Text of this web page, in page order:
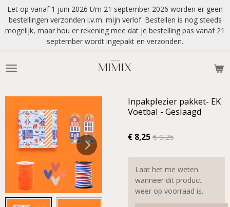
Ga
direct
naar
Let op vanaf 1 juni 2026 t/m 21 september 2026 worden er geen
bestellingen verzonden i.v.m. mijn verlof. Bestellen is nog steeds
mogelijk, maar hou er rekening mee dat je bestelling pas vanaf 21
september wordt ingepakt en verzonden.
Inpakplezier pakket- EK
Voetbal - Geslaagd
€ 8,25 € 9,25
Laat het me weten
wanneer dit product
weer op voorraad is.